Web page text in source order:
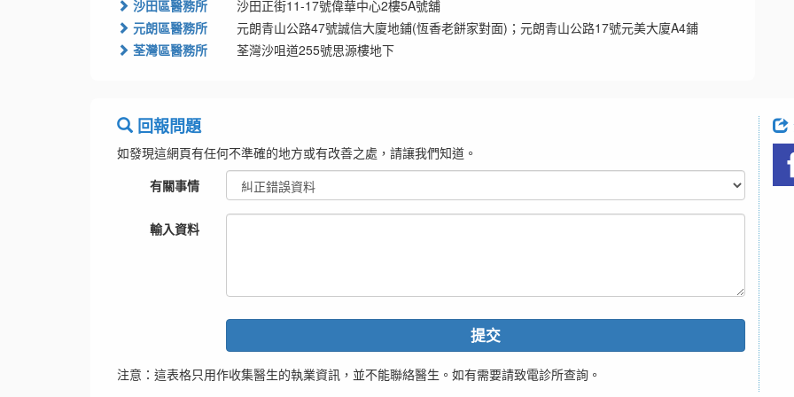
沙田區醫務所
沙田正街11-17號偉華中心2樓5A號舖
元朗區醫務所
元朗青山公路47號誠信大廈地鋪(恆香老餅家對面)；元朗青山公路17號元美大廈A4鋪
荃灣區醫務所
荃灣沙咀道255號思源樓地下
回報問題
如發現這網頁有任何不準確的地方或有改善之處，請讓我們知道。
有關事情
輸入資料
提交
注意：這表格只用作收集醫生的執業資訊，並不能聯絡醫生。如有需要請致電診所查詢。